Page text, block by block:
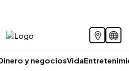
y negociosVida